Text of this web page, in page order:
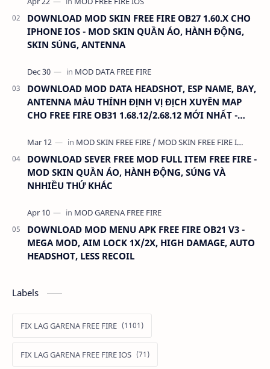
DOWNLOAD MOD SKIN FREE FIRE OB27 1.60.X CHO
IPHONE IOS - MOD SKIN QUẦN ÁO, HÀNH ĐỘNG,
SKIN SÚNG, ANTENNA
DOWNLOAD MOD DATA HEADSHOT, ESP NAME, BAY,
ANTENNA MÀU THÍNH ĐỊNH VỊ ĐỊCH XUYÊN MAP
CHO FREE FIRE OB31 1.68.12/2.68.12 MỚI NHẤT -
DOWNLOAD SEVER FREE MOD FULL ITEM FREE FIRE -
MOD SKIN QUẦN ÁO, HÀNH ĐỘNG, SÚNG VÀ
NHHIỀU THỨ KHÁC
DOWNLOAD MOD MENU APK FREE FIRE OB21 V3 -
MEGA MOD, AIM LOCK 1X/2X, HIGH DAMAGE, AUTO
HEADSHOT, LESS RECOIL
Labels
FIX LAG GARENA FREE FIRE
FIX LAG GARENA FREE FIRE IOS